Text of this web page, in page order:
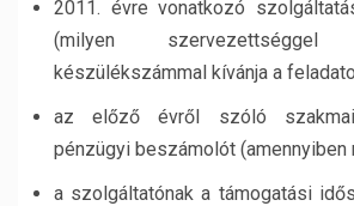
2011. évre vonatkozó
(milyen
készülékszámmal kívánja a
az előző évről szóló
pénzügyi beszámolót (amennyiben
a szolgáltatónak a támogatási